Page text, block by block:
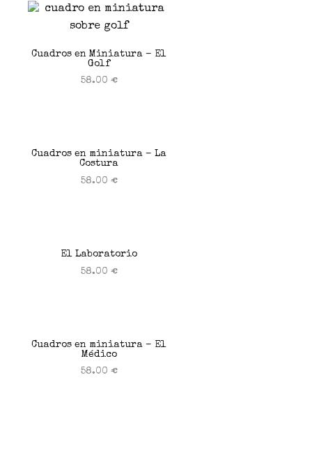
Cuadros en Miniatura – El
Golf
58.00 €
Cuadros en miniatura – La
Costura
58.00 €
El Laboratorio
58.00 €
Cuadros en miniatura – El
Médico
58.00 €